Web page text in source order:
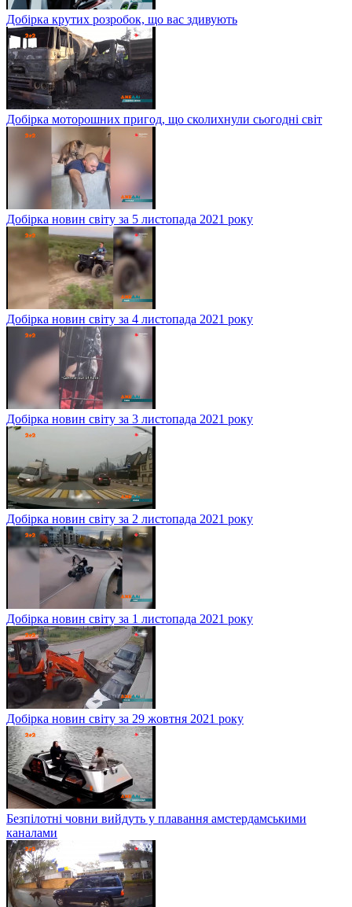
Добірка крутих розробок, що вас здивують
Добірка моторошних пригод, що сколихнули сьогодні світ
Добірка новин світу за 5 листопада 2021 року
Добірка новин світу за 4 листопада 2021 року
Добірка новин світу за 3 листопада 2021 року
Добірка новин світу за 2 листопада 2021 року
Добірка новин світу за 1 листопада 2021 року
Добірка новин світу за 29 жовтня 2021 року
Безпілотні човни вийдуть у плавання амстердамськими
каналами